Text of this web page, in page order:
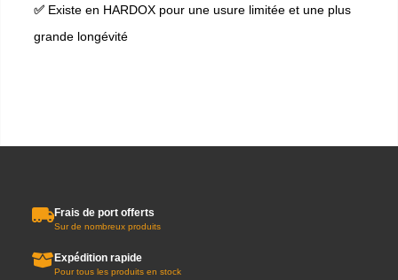
✅ Existe en HARDOX pour une usure limitée et une plus
grande longévité
Frais de port offerts
Sur de nombreux produits
Expédition rapide
Pour tous les produits en stock